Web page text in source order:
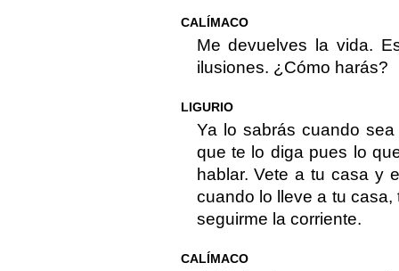
CALÍMACO
Me devuelves la vida.
ilusiones. ¿Cómo harás?
LIGURIO
Ya lo sabrás cuando
que te lo diga pues lo
hablar. Vete a tu casa y
cuando lo lleve a tu
seguirme la corriente.
CALÍMACO